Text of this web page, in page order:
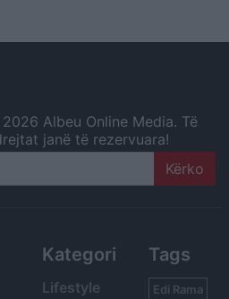
2026 Albeu Online Media. Të
janë të rezervuara!
Kategori
Lifestyle
Tags
Edi Rama